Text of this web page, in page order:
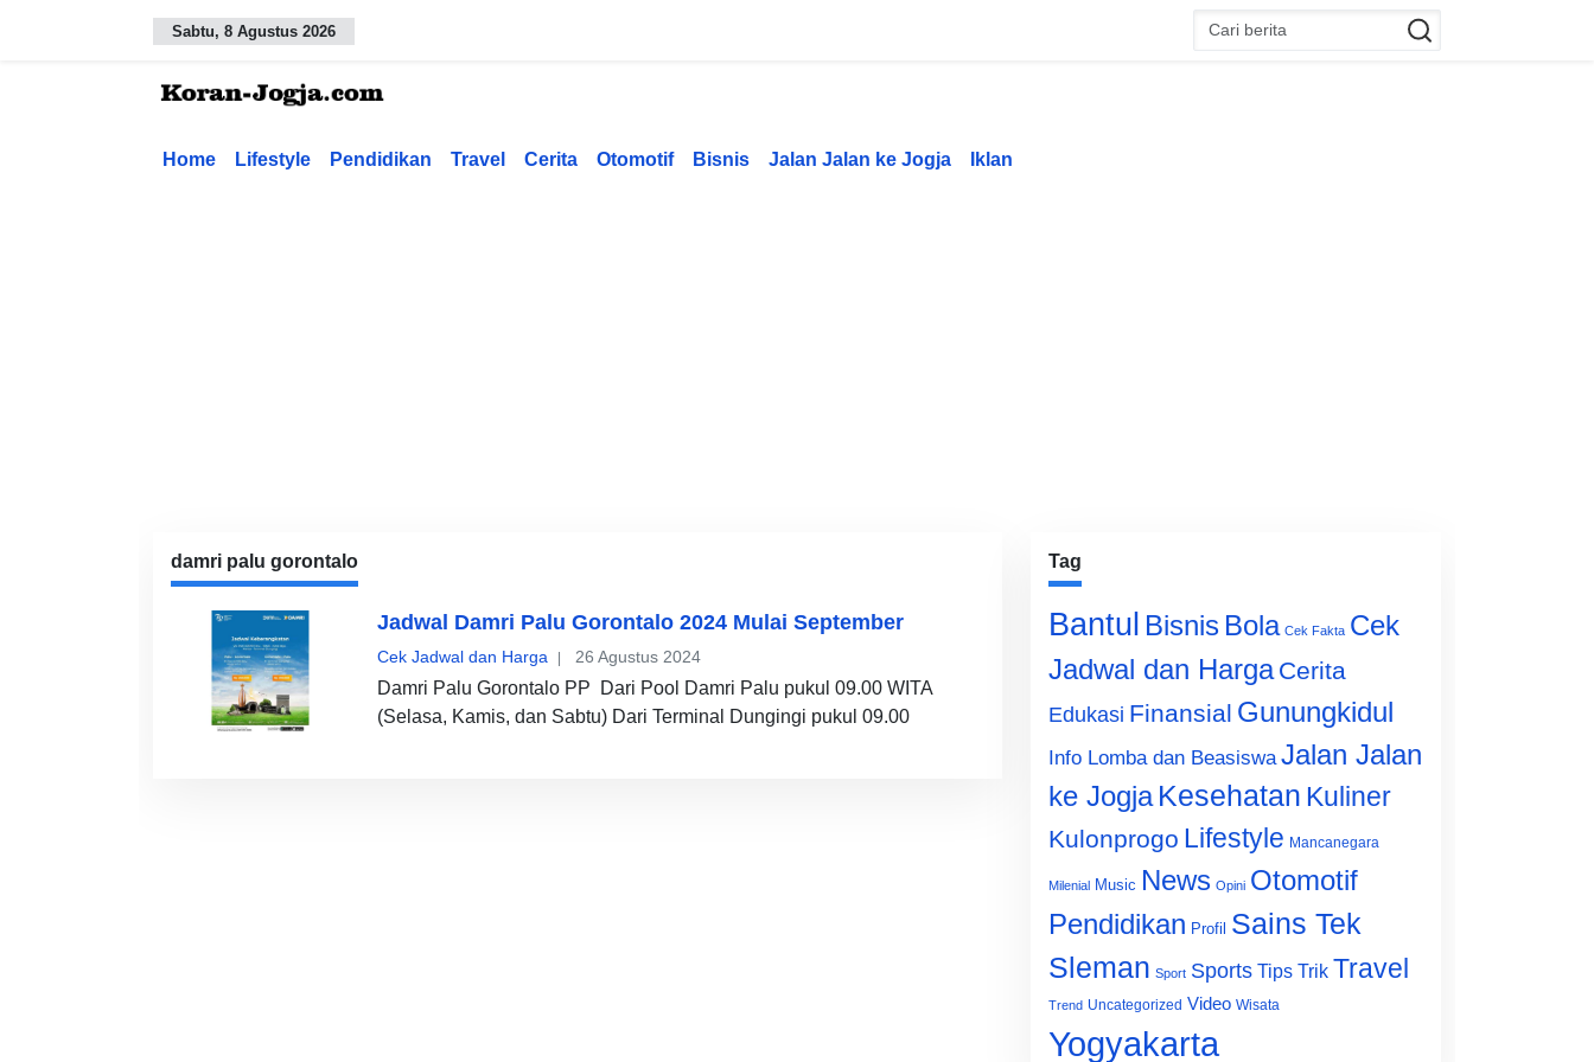
Sabtu, 8 Agustus 2026
Home Lifestyle Pendidikan Travel Cerita Otomotif Bisnis Jalan Jalan ke Jogja Iklan
damri palu gorontalo
Jadwal Damri Palu Gorontalo 2024 Mulai September
Cek Jadwal dan Harga 26 Agustus 2024
Damri Palu Gorontalo PP Dari Pool Damri Palu pukul 09.00 WITA
(Selasa, Kamis, dan Sabtu) Dari Terminal Dungingi pukul 09.00
Tag
Bantul Bisnis Bola Cek Fakta Cek
Jadwal dan Harga Cerita
Edukasi Finansial Gunungkidul
Info Lomba dan Beasiswa Jalan Jalan
ke Jogja Kesehatan Kuliner
Kulonprogo Lifestyle Mancanegara
Milenial Music News Opini Otomotif
Pendidikan Profil Sains Tek
Sleman Sport Sports Tips Trik Travel
Trend Uncategorized Video Wisata
Yogyakarta